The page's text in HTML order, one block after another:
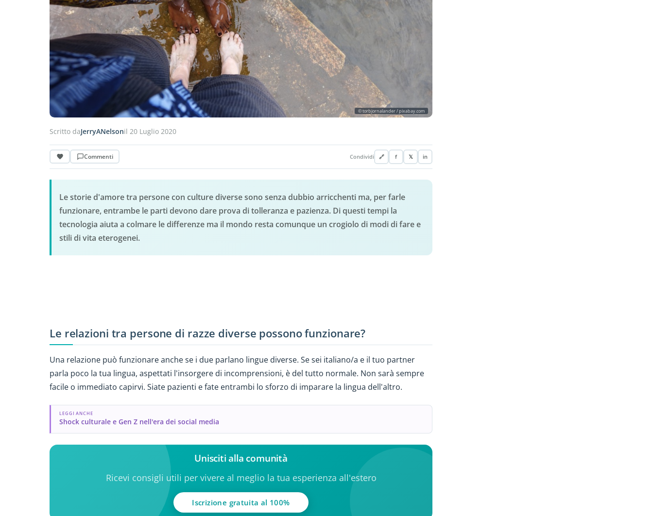
© torbjornalander / pixabay.com
Scritto daJerryANelsonil 20 Luglio 2020
Commenti Condividi 🔗 f 𝕏 in
Le storie d'amore tra persone con culture diverse sono senza dubbio arricchenti ma, per farle
funzionare, entrambe le parti devono dare prova di tolleranza e pazienza. Di questi tempi la
tecnologia aiuta a colmare le differenze ma il mondo resta comunque un crogiolo di modi di fare e
stili di vita eterogenei.
Le relazioni tra persone di razze diverse possono funzionare?
Una relazione può funzionare anche se i due parlano lingue diverse. Se sei italiano/a e il tuo partner
parla poco la tua lingua, aspettati l'insorgere di incomprensioni, è del tutto normale. Non sarà sempre
facile o immediato capirvi. Siate pazienti e fate entrambi lo sforzo di imparare la lingua dell'altro.
LEGGI ANCHE
Shock culturale e Gen Z nell'era dei social media
Unisciti alla comunità
Ricevi consigli utili per vivere al meglio la tua esperienza all'estero
Iscrizione gratuita al 100%